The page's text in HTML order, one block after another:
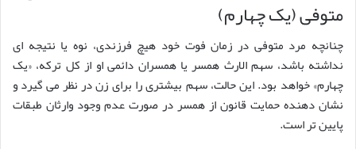
متوفی (یک چهارم)
چنانچه مرد متوفی در زمان فوت خود هیچ فرزندی، نوه یا نتیجه ای
نداشته باشد، سهم الارث همسر یا همسران دائمی او از کل ترکه، «یک
چهارم» خواهد بود. این حالت، سهم بیشتری را برای زن در نظر می گیرد و
نشان دهنده حمایت قانون از همسر در صورت عدم وجود وارثان طبقات
پایین تر است.